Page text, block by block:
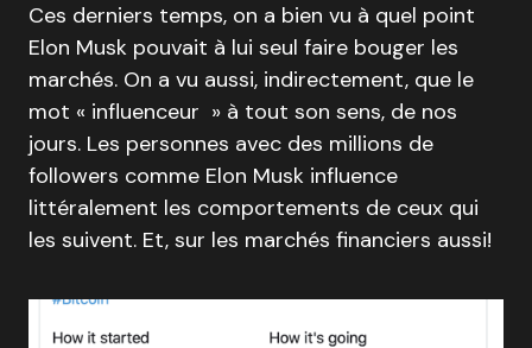
Ces derniers temps, on a bien vu à quel point
Elon Musk pouvait à lui seul faire bouger les
marchés. On a vu aussi, indirectement, que le
mot « influenceur » à tout son sens, de nos
jours. Les personnes avec des millions de
followers comme Elon Musk influence
littéralement les comportements de ceux qui
les suivent. Et, sur les marchés financiers aussi!